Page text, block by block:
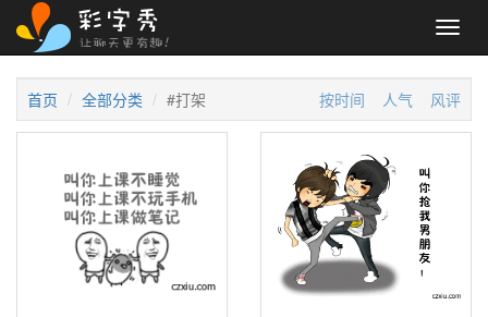
首页 全部分类 #打架 按时间 人气 风评